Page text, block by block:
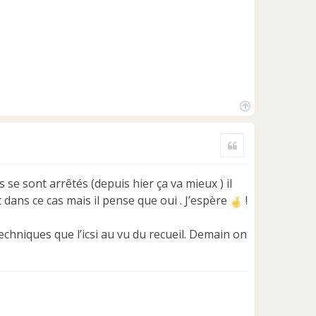
sont arrêtés (depuis hier ça va mieux ) il
ce cas mais il pense que oui . J’espère
!
que l’icsi au vu du recueil. Demain on